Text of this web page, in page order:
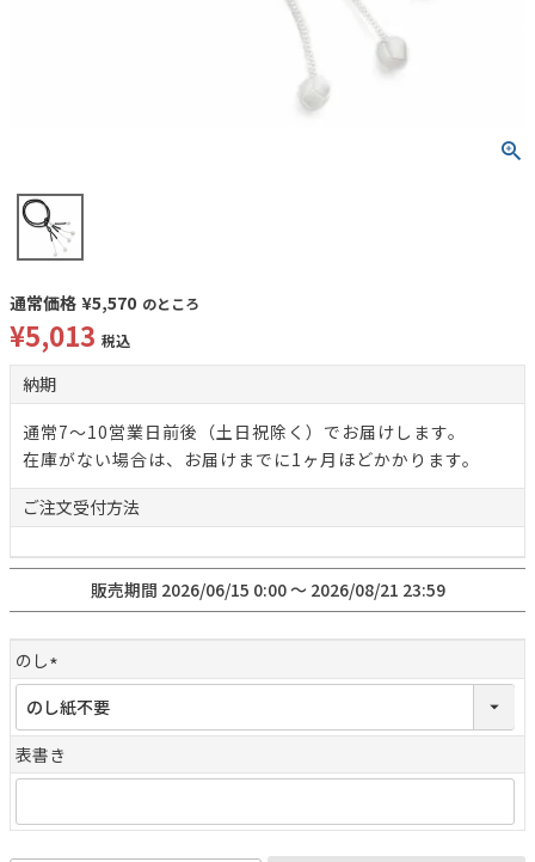
通常価格 ¥5,570 のところ
¥5,013 税込
納期
通常7～10営業日前後（土日祝除く）でお届けします。
在庫がない場合は、お届けまでに1ヶ月ほどかかります。
ご注文受付方法
販売期間 2026/06/15 0:00〜 2026/08/21 23:59
のし
(
必
須
)
表書き